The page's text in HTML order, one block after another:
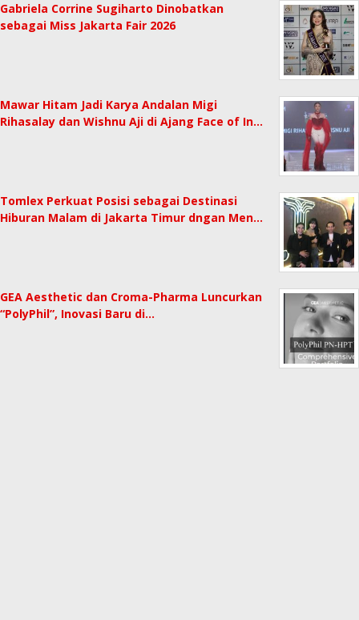
Gabriela Corrine Sugiharto Dinobatkan
sebagai Miss Jakarta Fair 2026
Mawar Hitam Jadi Karya Andalan Migi
Rihasalay dan Wishnu Aji di Ajang Face of In…
Tomlex Perkuat Posisi sebagai Destinasi
Hiburan Malam di Jakarta Timur dngan Men…
GEA Aesthetic dan Croma-Pharma Luncurkan
“PolyPhil”, Inovasi Baru di…